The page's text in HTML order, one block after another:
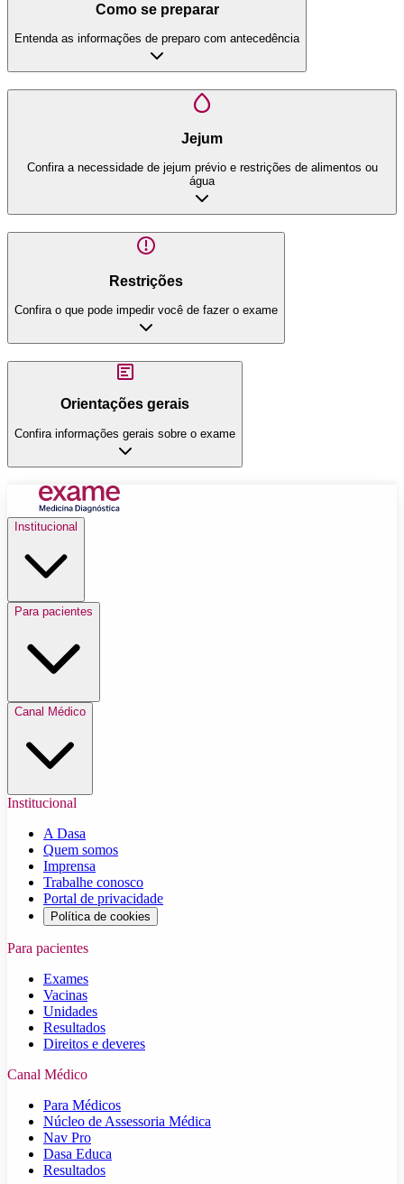
Como se preparar
Entenda as informações de preparo com antecedência
Jejum
Confira a necessidade de jejum prévio e restrições de alimentos ou
água
Restrições
Confira o que pode impedir você de fazer o exame
Orientações gerais
Confira informações gerais sobre o exame
Institucional
Para pacientes
Canal Médico
Institucional
A Dasa
Quem somos
Imprensa
Trabalhe conosco
Portal de privacidade
Política de cookies
Para pacientes
Exames
Vacinas
Unidades
Resultados
Direitos e deveres
Canal Médico
Para Médicos
Núcleo de Assessoria Médica
Nav Pro
Dasa Educa
Resultados